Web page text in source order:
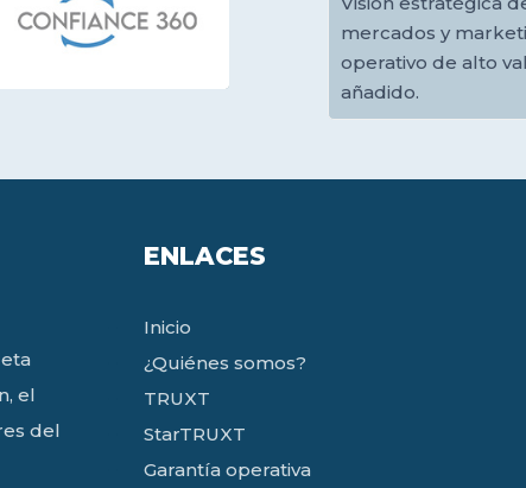
mercados y
operativo de alto
añadido.
el
del
ENLACES
Inicio
¿Quiénes somos?
TRUXT
StarTRUXT
Garantía operativa